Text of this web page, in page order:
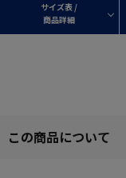
サイズ表 /
商品詳細
この商品について